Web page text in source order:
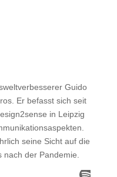
Guido
Er befasst sich seit
in Leipzig
seine Sicht auf die
nach der Pandemie.